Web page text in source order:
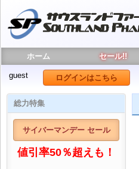
ホーム セール!!
guest ログインはこちら
総力特集
サイバーマンデー セール
値引率50％超えも！